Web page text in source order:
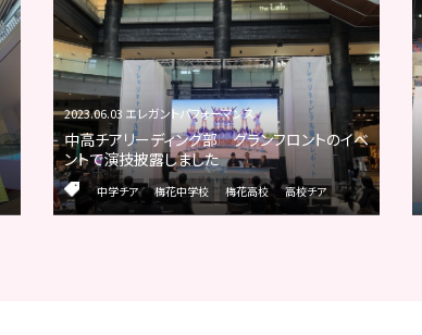
2023.06.03 エレガントパフォーマンス
中高チアリーディング部 グランフロントのイベ
ントで演技披露しました
中学チア 梅花中学校 梅花高校 高校チア